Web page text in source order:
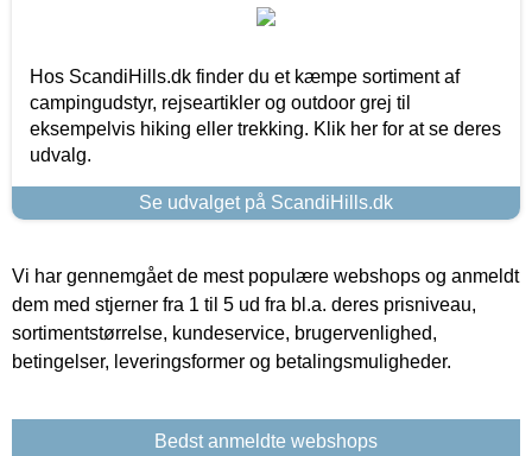
Hos ScandiHills.dk finder du et kæmpe sortiment af
campingudstyr, rejseartikler og outdoor grej til
eksempelvis hiking eller trekking. Klik her for at se deres
udvalg.
Se udvalget på ScandiHills.dk
Vi har gennemgået de mest populære webshops og anmeldt
dem med stjerner fra 1 til 5 ud fra bl.a. deres prisniveau,
sortimentstørrelse, kundeservice, brugervenlighed,
betingelser, leveringsformer og betalingsmuligheder.
Bedst anmeldte webshops